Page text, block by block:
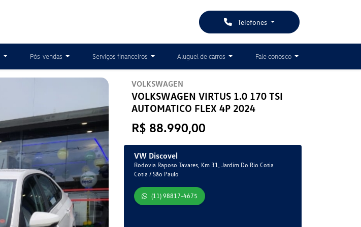
Telefones
Pós-vendas Serviços financeiros Aluguel de carros Fale conosco
VOLKSWAGEN
VOLKSWAGEN VIRTUS 1.0 170 TSI
AUTOMATICO FLEX 4P 2024
R$ 88.990,00
VW Discovel
Rodovia Raposo Tavares, Km 31, Jardim Do Rio Cotia
Cotia / São Paulo
(11) 98817-4675